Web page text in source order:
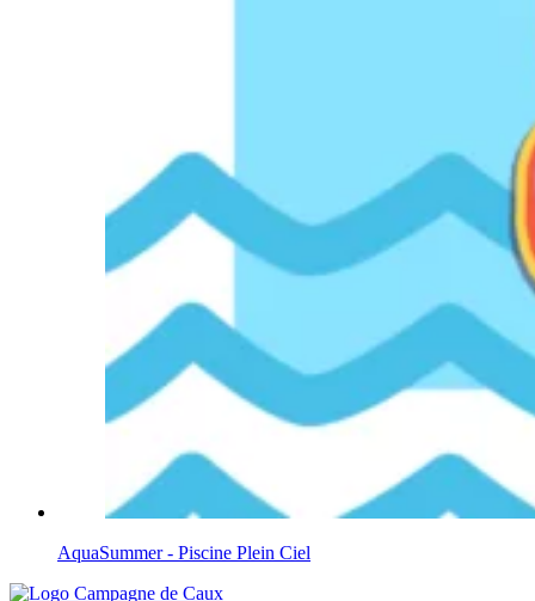
AquaSummer - Piscine Plein Ciel